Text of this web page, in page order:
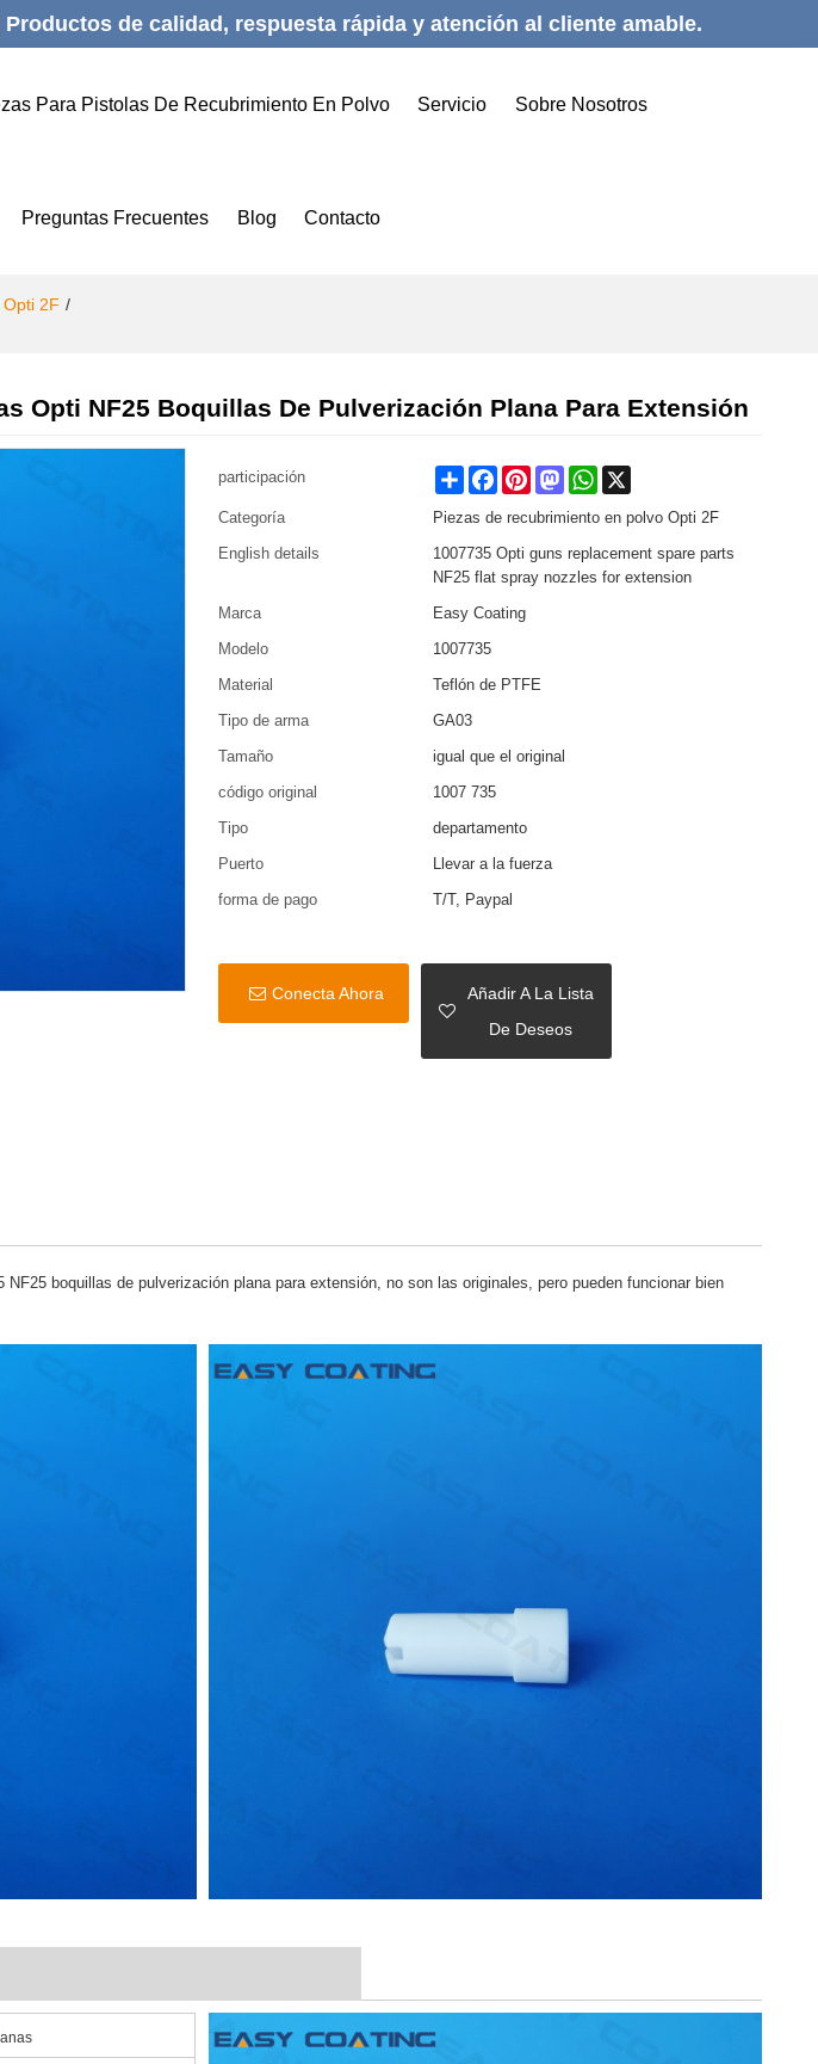
de calidad, respuesta rápida y atención al cliente amable.
Para Pistolas De Recubrimiento En Polvo Servicio Sobre Nosotros
Preguntas Frecuentes Blog Contacto
2F /
Opti NF25 Boquillas De Pulverización Plana Para Extensión
participación Share FacebookPinterestMastodonWhatsApp
Categoría
Piezas de recubrimiento en polvo Opti 2F
English details
1007735 Opti guns replacement spare parts
NF25 flat spray nozzles for extension
Marca
Easy Coating
Modelo
1007735
Material
Teflón de PTFE
Tipo de arma
GA03
Tamaño
igual que el original
código original
1007 735
Tipo
departamento
Puerto
Llevar a la fuerza
forma de pago
T/T, Paypal
Conecta Ahora
Añadir A La Lista
De Deseos
boquillas de pulverización plana para extensión, no son las originales, pero pueden funcionar bien